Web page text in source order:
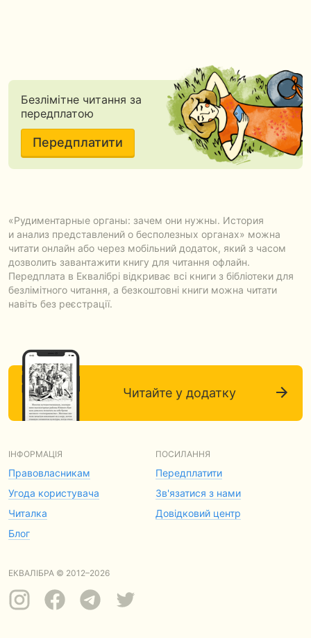
Безлімітне читання за
передплатою
Передплатити
«Рудиментарные органы: зачем они нужны. История
и анализ представлений о бесполезных органах» можна
читати онлайн або через мобільний додаток, який з часом
дозволить завантажити книгу для читання офлайн.
Передплата в Еквалібрі відкриває всі книги з бібліотеки для
безлімітного читання, а безкоштовні книги можна читати
навіть без реєстрації.
Читайте у додатку
ІНФОРМАЦІЯ
Правовласникам
Угода користувача
Читалка
Блог
ПОСИЛАННЯ
Передплатити
Зв'язатися з нами
Довідковий центр
ЕКВАЛІБРА © 2012–2026